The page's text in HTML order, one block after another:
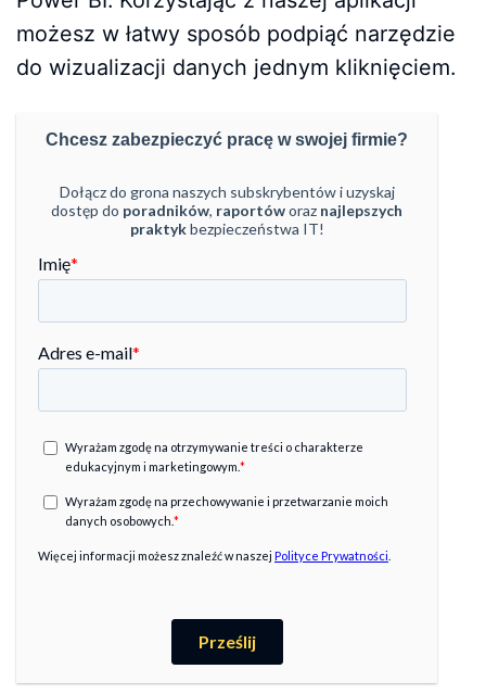
możesz w łatwy sposób podpiąć narzędzie
do wizualizacji danych jednym kliknięciem.